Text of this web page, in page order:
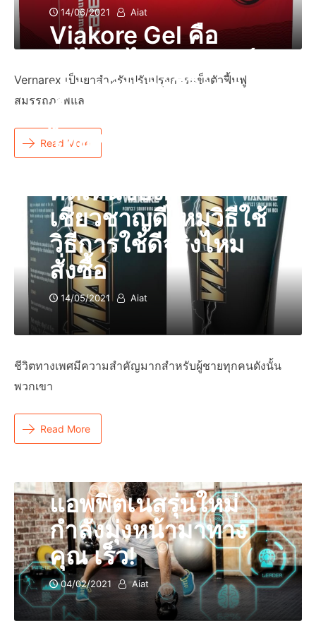
14/06/2021 Aiat
Vernarex เป็นยาสำหรับปรับปรุงการแข็งตัวฟื้นฟู
สมรรถภาพแล
Read More
Viakore Gel คือ
เจลแท้ราคารีวิวของ
ซื้อที่ไหนวิธีนวดเทศ
ไทยหรือร้านขายยา
ของลูกค้าเเละความ
คิดเห็นของผู้
เชี่ยวชาญดีไหมวิธีใช้
วิธีการใช้ดีจริงไหม
สั่งซื้อ
14/05/2021 Aiat
ชีวิตทางเพศมีความสำคัญมากสำหรับผู้ชายทุกคนดังนั้น
พวกเขา
Read More
แอพฟิตเนสรุ่นใหม่
กำลังมุ่งหน้ามาทาง
คุณ เร็ว!
04/02/2021 Aiat